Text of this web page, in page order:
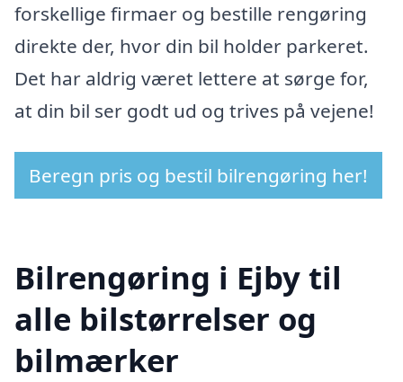
forskellige firmaer og bestille rengøring
direkte der, hvor din bil holder parkeret.
Det har aldrig været lettere at sørge for,
at din bil ser godt ud og trives på vejene!
Beregn pris og bestil bilrengøring her!
Bilrengøring i Ejby til
alle bilstørrelser og
bilmærker